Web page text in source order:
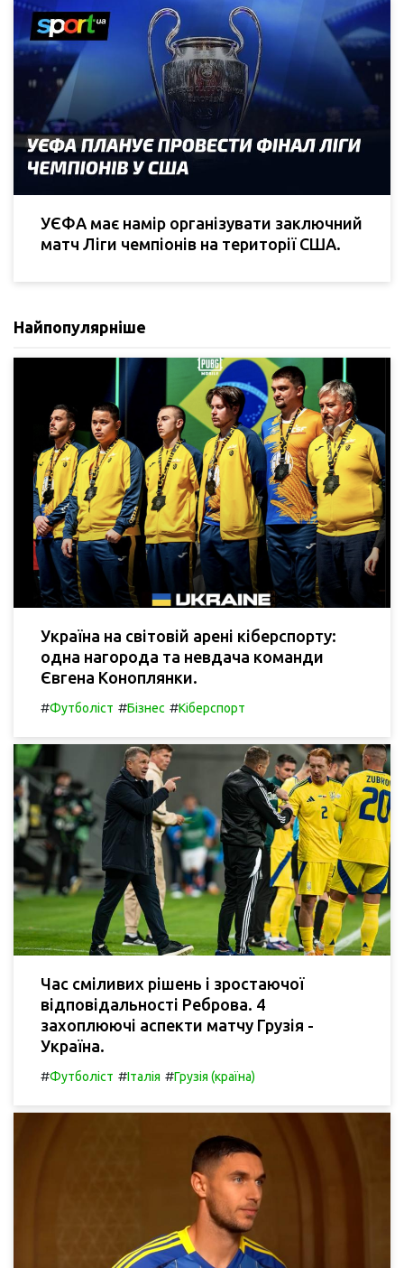
УЄФА має намір організувати заключний
матч Ліги чемпіонів на території США.
Найпопулярніше
Україна на світовій арені кіберспорту:
одна нагорода та невдача команди
Євгена Коноплянки.
#Футболіст #Бізнес #Кіберспорт
Час сміливих рішень і зростаючої
відповідальності Реброва. 4
захоплюючі аспекти матчу Грузія -
Україна.
#Футболіст #Італія #Грузія (країна)